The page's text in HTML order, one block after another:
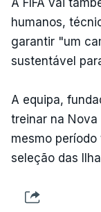
humanos,
garantir "um
sustentável
A equipa,
treinar na Nova
mesmo
seleção das